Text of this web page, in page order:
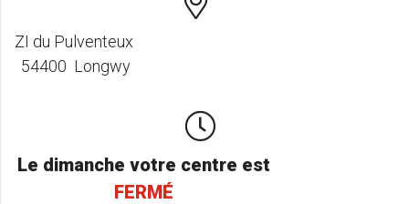
ZI du Pulventeux
54400 Longwy
Le dimanche votre centre est
FERMÉ